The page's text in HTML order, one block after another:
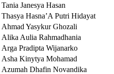
Tania Janesya Hasan
Thasya Hasna’A Putri Hidayat
Ahmad Yasykur Ghozali
Alika Aulia Rahmadhania
Arga Pradipta Wijanarko
Asha Kinytya Mohamad
Azumah Dhafin Novandika